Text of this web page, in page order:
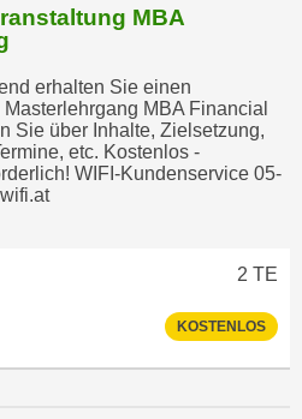
MBA
erhalten Sie einen
MBA Financial
Sie über Inhalte, Zielsetzung,
etc. Kostenlos -
WIFI-Kundenservice 05-
2 TE
KOSTENLOS